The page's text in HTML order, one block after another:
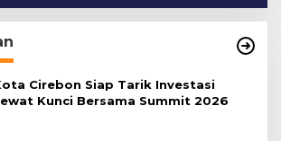
Cirebon Siap Tarik Investasi
Kunci Bersama Summit 2026